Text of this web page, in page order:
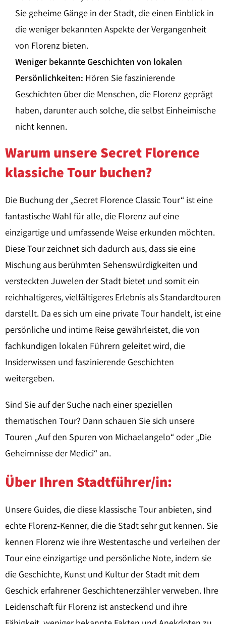
Sie geheime Gänge in der Stadt, die einen Einblick in
die weniger bekannten Aspekte der Vergangenheit
von Florenz bieten.
Weniger bekannte Geschichten von lokalen
Persönlichkeiten: Hören Sie faszinierende
Geschichten über die Menschen, die Florenz geprägt
haben, darunter auch solche, die selbst Einheimische
nicht kennen.
Warum unsere Secret Florence
klassiche Tour buchen?
Die Buchung der „Secret Florence Classic Tour“ ist eine
fantastische Wahl für alle, die Florenz auf eine
einzigartige und umfassende Weise erkunden möchten.
Diese Tour zeichnet sich dadurch aus, dass sie eine
Mischung aus berühmten Sehenswürdigkeiten und
versteckten Juwelen der Stadt bietet und somit ein
reichhaltigeres, vielfältigeres Erlebnis als Standardtouren
darstellt. Da es sich um eine private Tour handelt, ist eine
persönliche und intime Reise gewährleistet, die von
fachkundigen lokalen Führern geleitet wird, die
Insiderwissen und faszinierende Geschichten
weitergeben.
Sind Sie auf der Suche nach einer speziellen
thematischen Tour? Dann schauen Sie sich unsere
Touren „Auf den Spuren von Michaelangelo“ oder „Die
Geheimnisse der Medici“ an.
Über Ihren Stadtführer/in:
Unsere Guides, die diese klassische Tour anbieten, sind
echte Florenz-Kenner, die die Stadt sehr gut kennen. Sie
kennen Florenz wie ihre Westentasche und verleihen der
Tour eine einzigartige und persönliche Note, indem sie
die Geschichte, Kunst und Kultur der Stadt mit dem
Geschick erfahrener Geschichtenerzähler verweben. Ihre
Leidenschaft für Florenz ist ansteckend und ihre